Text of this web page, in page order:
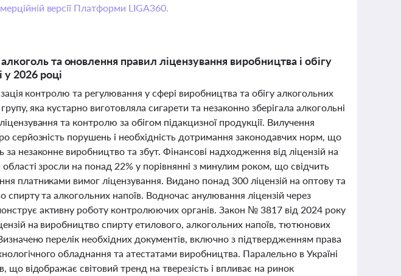
версії Платформи LIGA360.
та оновлення правил ліцензування виробництва і обігу
у 2026 році
контролю та регулювання у сфері виробництва та обігу алкогольних
яка кустарно виготовляла сигарети та незаконно зберігала алкогольні
та контролю за обігом підакцизної продукції. Вилучення
серйозність порушень і необхідність дотримання законодавчих норм, що
за незаконне виробництво та збут. Фінансові надходження від ліцензій на
зросли на понад 22% у порівнянні з минулим роком, що свідчить
платниками вимог ліцензування. Видано понад 300 ліцензій на оптову та
та алкогольних напоїв. Водночас анулювання ліцензій через
активну роботу контролюючих органів. Закон № 3817 від 2024 року
на виробництво спирту етилового, алкогольних напоїв, тютюнових
перелік необхідних документів, включно з підтвердженням права
обладнання та атестатами виробництва. Паралельно в Україні
що відображає світовий тренд на тверезість і впливає на ринок